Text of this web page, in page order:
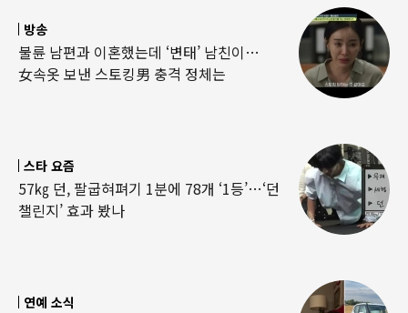
방송
불륜 남편과 이혼했는데 ‘변태’ 남친이…
女속옷 보낸 스토킹男 충격 정체는
스타 요즘
57㎏ 던, 팔굽혀펴기 1분에 78개 ‘1등’…‘던
챌린지’ 효과 봤나
연예 소식